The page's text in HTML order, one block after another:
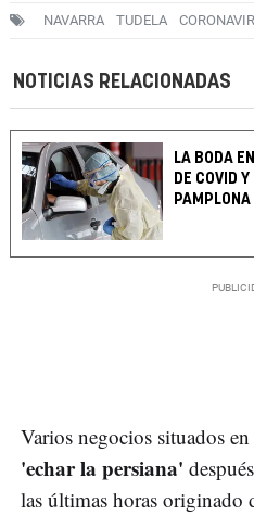
NAVARRA TUDELA
NOTICIAS RELACIONADAS
LA BODA
DE COVID
Varios negocios situados
'echar la persiana'
las últimas horas originado